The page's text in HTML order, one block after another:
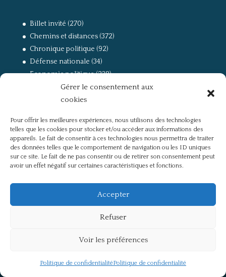
Gérer le consentement aux
cookies
Pour offrir les meilleures expériences, nous utilisons des technologies
telles que les cookies pour stocker et/ou accéder aux informations des
appareils. Le fait de consentir à ces technologies nous permettra de traiter
des données telles que le comportement de navigation ou les ID uniques
sur ce site. Le fait de ne pas consentir ou de retirer son consentement peut
avoir un effet négatif sur certaines caractéristiques et fonctions.
Accepter
Refuser
Voir les préférences
Politique de confidentialitéPolitique de confidentialité
Billet invité (270)
Chemins et distances(372)
Chronique politique (92)
Défense nationale (34)
Economie politique(238)
(168)
La guerre, la Résistance et la Déportation
Non classé(42)
Partis politiques, intelligentsia, médias(750)
Présentation(4)
Références(57)